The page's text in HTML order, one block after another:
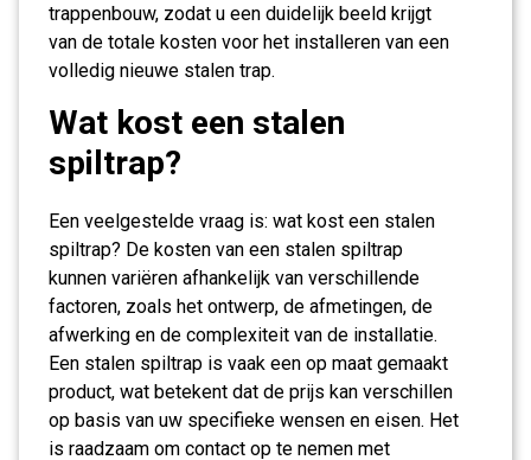
trappenbouw, zodat u een duidelijk beeld krijgt
van de totale kosten voor het installeren van een
volledig nieuwe stalen trap.
Wat kost een stalen
spiltrap?
Een veelgestelde vraag is: wat kost een stalen
spiltrap? De kosten van een stalen spiltrap
kunnen variëren afhankelijk van verschillende
factoren, zoals het ontwerp, de afmetingen, de
afwerking en de complexiteit van de installatie.
Een stalen spiltrap is vaak een op maat gemaakt
product, wat betekent dat de prijs kan verschillen
op basis van uw specifieke wensen en eisen. Het
is raadzaam om contact op te nemen met